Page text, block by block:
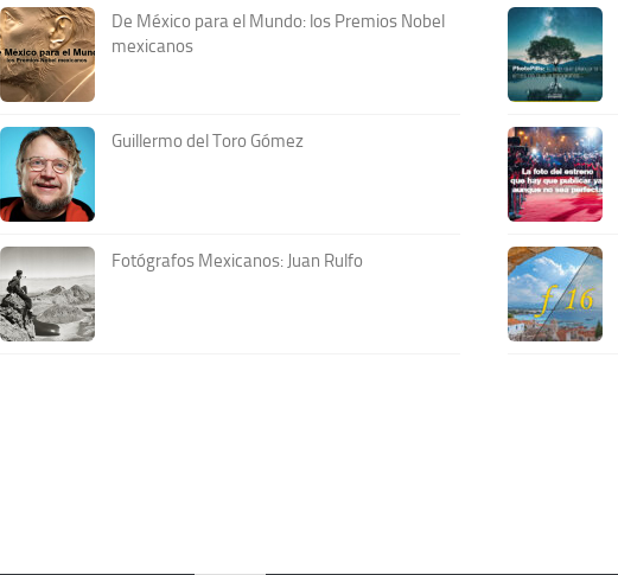
De México para el Mundo: los Premios Nobel
mexicanos
Guillermo del Toro Gómez
Fotógrafos Mexicanos: Juan Rulfo